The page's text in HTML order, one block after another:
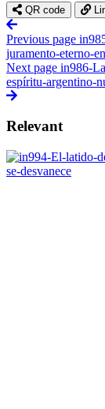
QR code
Previous page
juramento-eterno-
Next page in986-
espíritu-argentino-
Relevant